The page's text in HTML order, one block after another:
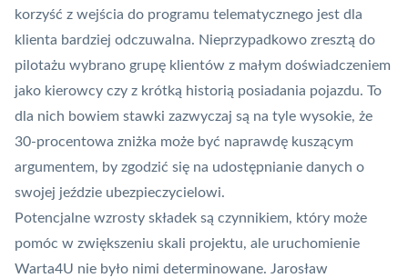
korzyść z wejścia do programu telematycznego jest dla
klienta bardziej odczuwalna. Nieprzypadkowo zresztą do
pilotażu wybrano grupę klientów z małym doświadczeniem
jako kierowcy czy z krótką historią posiadania pojazdu. To
dla nich bowiem stawki zazwyczaj są na tyle wysokie, że
30-procentowa zniżka może być naprawdę kuszącym
argumentem, by zgodzić się na udostępnianie danych o
swojej jeździe ubezpieczycielowi.
Potencjalne wzrosty składek są czynnikiem, który może
pomóc w zwiększeniu skali projektu, ale uruchomienie
Warta4U nie było nimi determinowane. Jarosław